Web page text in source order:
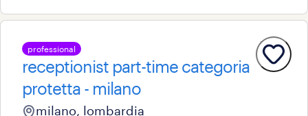
professional
receptionist part-time categoria
protetta - milano
milano, lombardia